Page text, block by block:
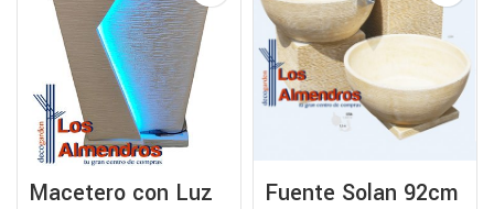
Macetero con Luz
Fuente Solan 92cm